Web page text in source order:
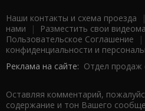
Наши контакты и схема проезда |
нами | Разместить свои
Пользовательское Соглашение |
конфиденциальности и
Реклама на сайте: Отдел продаж
Оставляя комментарий,
содержание и тон Вашего